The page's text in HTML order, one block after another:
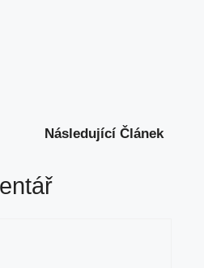
Následující Článek